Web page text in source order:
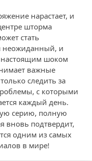
нарастает, и
шторма
стать
неожиданный, и
настоящим шоком
важные
следить за
с которыми
каждый день.
серию, полную
вновь подтвердит,
одним из самых
в мире!